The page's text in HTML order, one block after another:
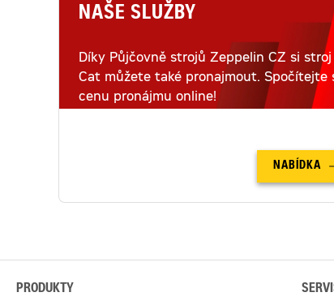
NAŠE SLUŽBY
Díky Půjčovně strojů Zeppelin CZ si stroj
Cat můžete také pronajmout. Spočítejte
cenu pronájmu online!
NABÍDKA
PRODUKTY